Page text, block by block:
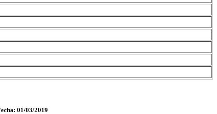
01/03/2019